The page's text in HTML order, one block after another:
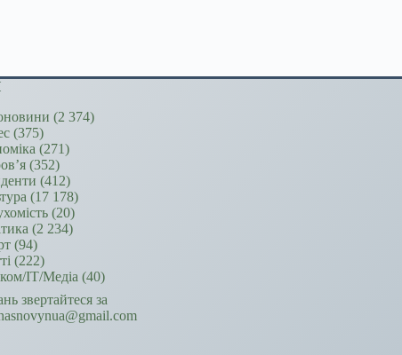
(2 374)
(375)
(271)
(352)
(412)
(17 178)
(20)
(2 234)
(94)
(222)
ІТ/Медіа (40)
звертайтеся за